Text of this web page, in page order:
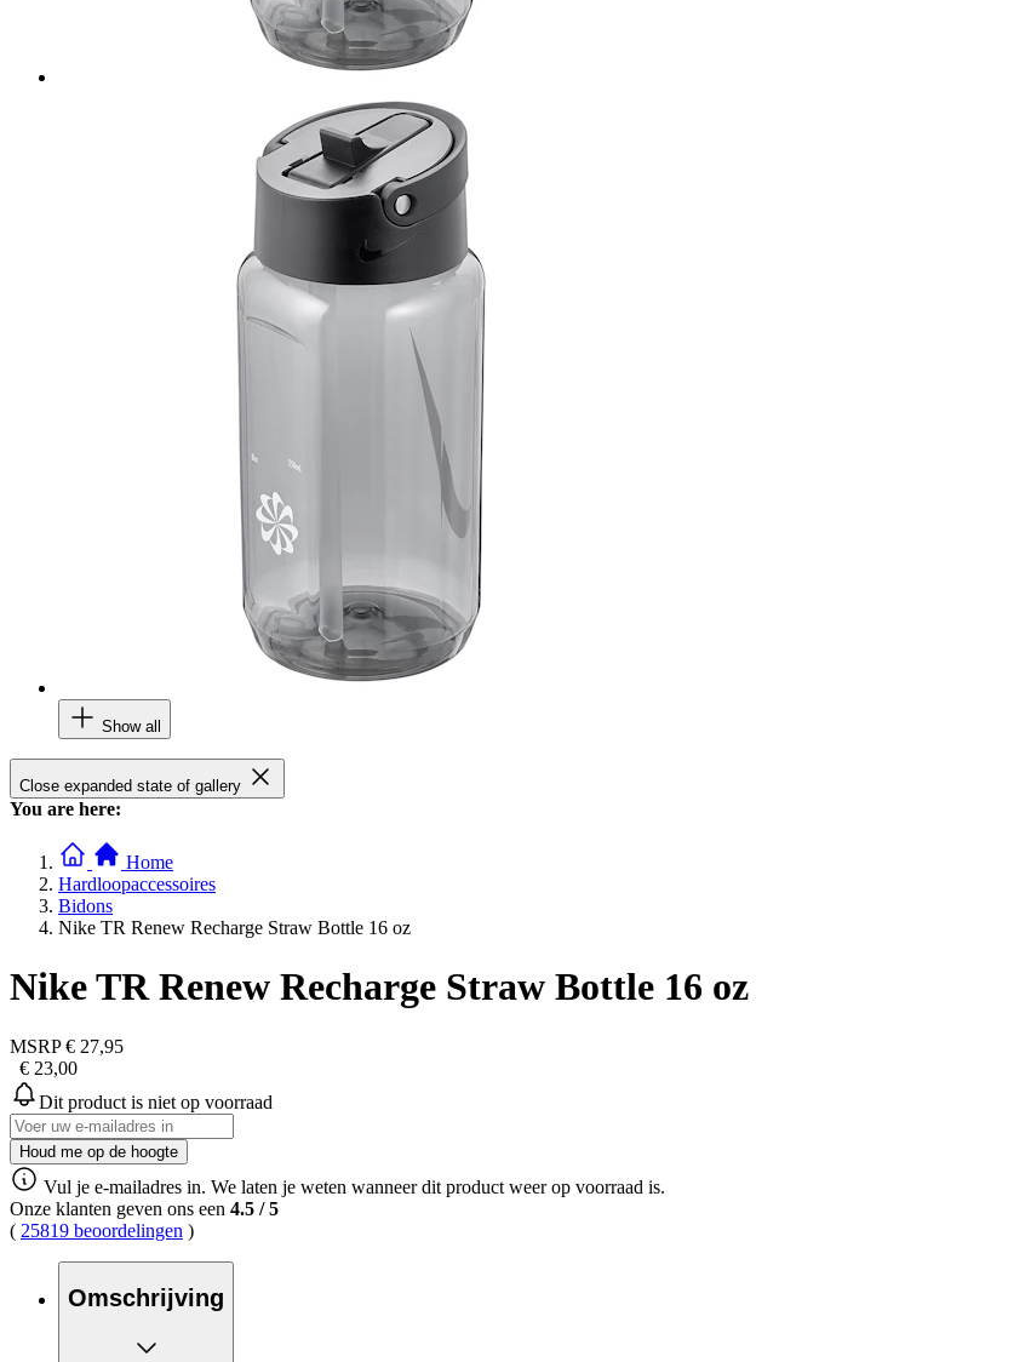
Show all
Close expanded state of gallery
You are here:
Home
Hardloopaccessoires
Bidons
Nike TR Renew Recharge Straw Bottle 16 oz
Nike TR Renew Recharge Straw Bottle 16 oz
MSRP € 27,95
€ 23,00
Dit product is niet op voorraad
Houd me op de hoogte
Vul je e-mailadres in. We laten je weten wanneer dit product weer op voorraad is.
Onze klanten geven ons een 4.5 /5
( 25819 beoordelingen )
Omschrijving